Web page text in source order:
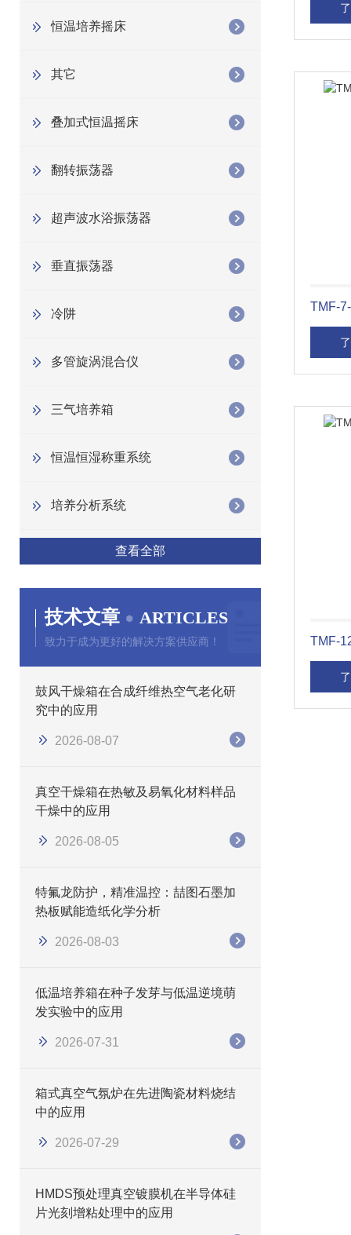
恒温培养摇床
其它
叠加式恒温摇床
翻转振荡器
超声波水浴振荡器
垂直振荡器
冷阱
多管旋涡混合仪
三气培养箱
恒温恒湿称重系统
培养分析系统
查看全部
技术文章 ARTICLES
致力于成为更好的解决方案供应商！
鼓风干燥箱在合成纤维热空气老化研
究中的应用
2026-08-07
真空干燥箱在热敏及易氧化材料样品
干燥中的应用
2026-08-05
特氟龙防护，精准温控：喆图石墨加
热板赋能造纸化学分析
2026-08-03
低温培养箱在种子发芽与低温逆境萌
发实验中的应用
2026-07-31
箱式真空气氛炉在先进陶瓷材料烧结
中的应用
2026-07-29
HMDS预处理真空镀膜机在半导体硅
片光刻增粘处理中的应用
TMF-
TMF-